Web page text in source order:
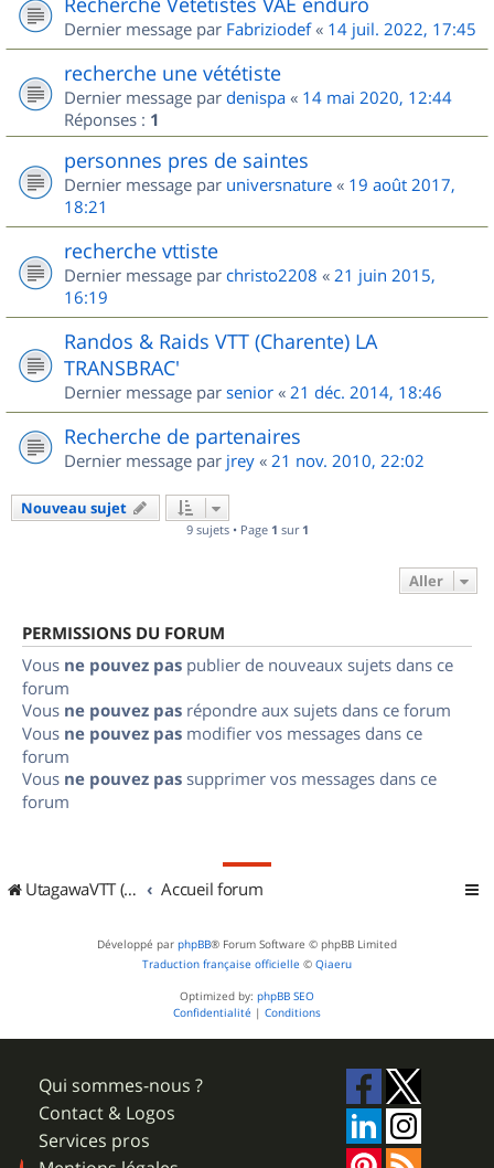
Dernier message par Fabriziodef« 14 juil. 2022, 17:45
recherche une vététiste
Dernier message par denispa « 14 mai 2020, 12:44
Réponses : 1
personnes pres de saintes
Dernier message par universnature « 19 août 2017,
18:21
recherche vttiste
Dernier message par christo2208 « 21 juin 2015,
16:19
Randos & Raids VTT (Charente) LA
TRANSBRAC'
Dernier message par senior « 21 déc. 2014, 18:46
Recherche de partenaires
Dernier message par jrey « 21 nov. 2010, 22:02
Nouveau sujet
9 sujets • Page 1 sur 1
Aller
PERMISSIONS DU FORUM
Vous ne pouvez pas publier de nouveaux sujets dans ce
forum
Vous ne pouvez pas répondre aux sujets dans ce forum
Vous ne pouvez pas modifier vos messages dans ce
forum
Vous ne pouvez pas supprimer vos messages dans ce
forum
UtagawaVTT (Randos VTT et VTTAE avec traces GPS) Accueil forum
Développé par phpBB® Forum Software © phpBB Limited
Traduction française officielle © Qiaeru
Optimized by: phpBB SEO
Confidentialité | Conditions
Qui sommes-nous ?
Contact & Logos
Services pros